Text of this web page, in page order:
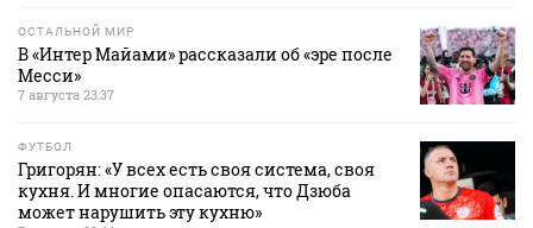
ОСТАЛЬНОЙ МИР
В «Интер Майами» рассказали об «эре после
Месси»
7 августа 23:37
ФУТБОЛ
Григорян: «У всех есть своя система, своя
кухня. И многие опасаются, что Дзюба
может нарушить эту кухню»